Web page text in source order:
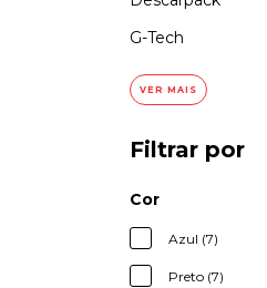
G-Tech
VER MAIS
Filtrar por
Cor
Azul (7)
Preto (7)